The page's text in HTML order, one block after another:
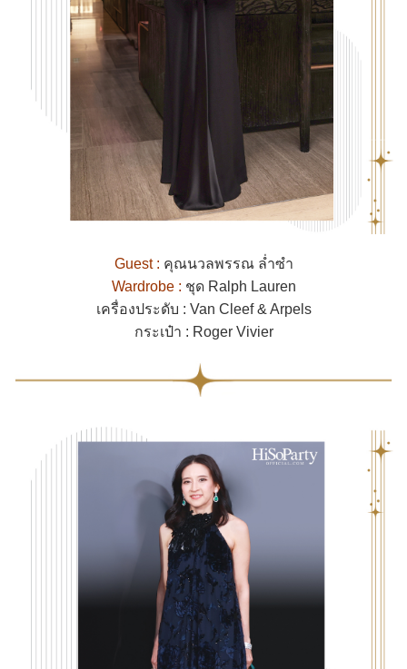
Guest : คุณนวลพรรณ ล่ำซำ
Wardrobe : ชุด Ralph Lauren
เครื่องประดับ : Van Cleef & Arpels
กระเป๋า : Roger Vivier